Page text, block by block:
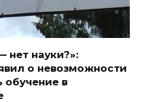
нет науки?»:
о невозможности
в